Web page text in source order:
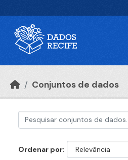
Conjuntos de dados
Ordenar por